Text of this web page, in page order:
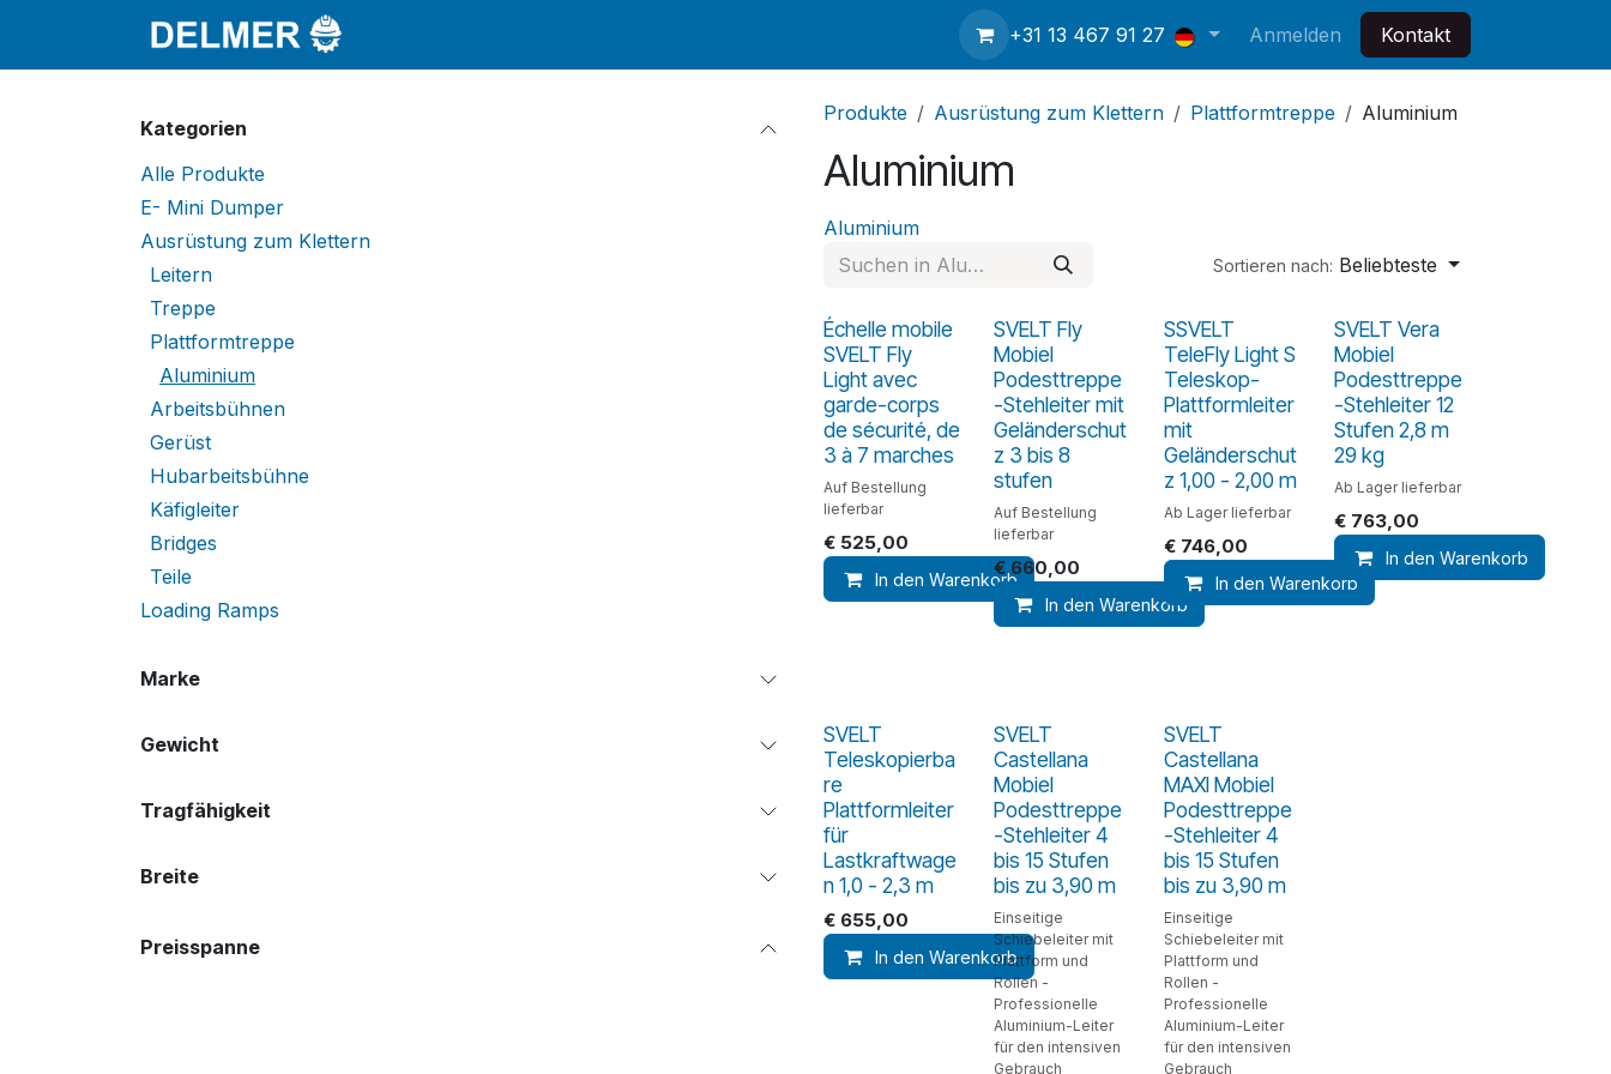
Versand
+31 13 467 91 27 Anmelden Kontakt
Kategorien
Alle Produkte
E- Mini Dumper
Ausrüstung zum Klettern
Leitern
Treppe
Plattformtreppe
Aluminium
Arbeitsbühnen
Gerüst
Hubarbeitsbühne
Käfigleiter
Bridges
Teile
Loading Ramps
Marke
Gewicht
Tragfähigkeit
Breite
Preisspanne
Produkte Ausrüstung zum Klettern Plattformtreppe Aluminium
Aluminium
Aluminium
Sortieren nach: Beliebteste
Échelle mobile
SVELT Fly
Light avec
garde-corps
de sécurité, de
3 à 7 marches
Auf Bestellung
lieferbar
€ 525,00
In den Warenkorb
SVELT Fly
Mobiel
Podesttreppe
-Stehleiter mit
Geländerschut
z 3 bis 8
stufen
Auf Bestellung
lieferbar
€660,00
In den Warenkorb
SSVELT
TeleFly Light S
Teleskop-
Plattformleiter
mit
Geländerschut
z 1,00 - 2,00 m
Ab Lager lieferbar
€ 746,00
In den Warenkorb
SVELT Vera
Mobiel
Podesttreppe
-Stehleiter 12
Stufen 2,8 m
29 kg
Ab Lager lieferbar
€ 763,00
In den Warenkorb
SVELT
Teleskopierba
re
Plattformleiter
für
Lastkraftwage
n 1,0 - 2,3 m
€ 655,00
In den Warenkorb
SVELT
Castellana
Mobiel
Podesttreppe
-Stehleiter 4
bis 15 Stufen
bis zu 3,90 m
Einseitige
Schiebeleiter mit
Plattform und
Rollen -
Professionelle
Aluminium-Leiter
für den intensiven
Gebrauch
SVELT
Castellana
MAXI Mobiel
Podesttreppe
-Stehleiter 4
bis 15 Stufen
bis zu 3,90 m
Einseitige
Schiebeleiter mit
Plattform und
Rollen -
Professionelle
Aluminium-Leiter
für den intensiven
Gebrauch